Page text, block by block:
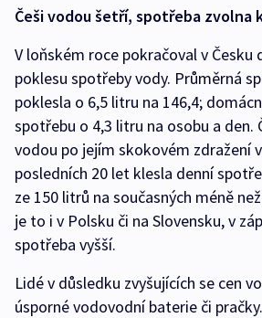
Češi vodou šetří, spotřeba zvolna
V loňském roce pokračoval v
poklesu spotřeby vody. Průměrná
poklesla o 6,5 litru na 146,4;
spotřebu o 4,3 litru na osobu a den.
vodou po jejím skokovém zdražení
posledních 20 let klesla denní
ze 150 litrů na současných méně
je to i v Polsku či na Slovensku, v
spotřeba vyšší.
Lidé v důsledku zvyšujících se cen
úsporné vodovodní baterie či